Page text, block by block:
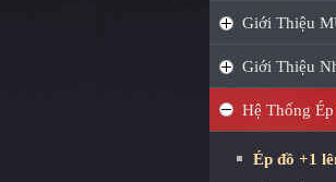
Giới Thiệu
Giới Thiệu
Hệ Thống
Ép đồ +1